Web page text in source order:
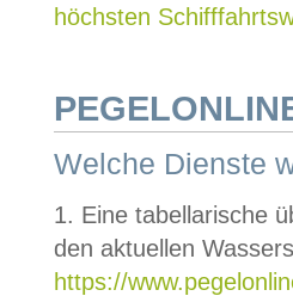
höchsten
Welche Dienste
1. Eine tabellarische
den aktuellen
https://